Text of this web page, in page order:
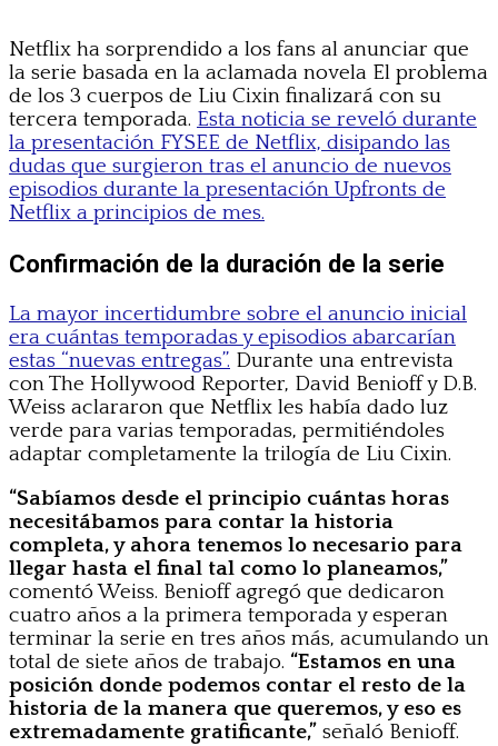
Netflix ha sorprendido a los fans al anunciar que
la serie basada en la aclamada novela El problema
de los 3 cuerpos de Liu Cixin finalizará con su
tercera temporada. Esta noticia se reveló durante
la presentación FYSEE de Netflix, disipando las
dudas que surgieron tras el anuncio de nuevos
episodios durante la presentación Upfronts de
Netflix a principios de mes.
Confirmación de la duración de la serie
La mayor incertidumbre sobre el anuncio inicial
era cuántas temporadas y episodios abarcarían
estas “nuevas entregas”. Durante una entrevista
con The Hollywood Reporter, David Benioff y D.B.
Weiss aclararon que Netflix les había dado luz
verde para varias temporadas, permitiéndoles
adaptar completamente la trilogía de Liu Cixin.
“Sabíamos desde el principio cuántas horas
necesitábamos para contar la historia
completa, y ahora tenemos lo necesario para
llegar hasta el final tal como lo planeamos,”
comentó Weiss. Benioff agregó que dedicaron
cuatro años a la primera temporada y esperan
terminar la serie en tres años más, acumulando un
total de siete años de trabajo. “Estamos en una
posición donde podemos contar el resto de la
historia de la manera que queremos, y eso es
extremadamente gratificante,” señaló Benioff.